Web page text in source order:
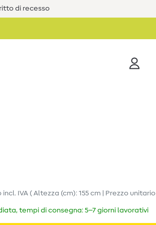
di recesso
incl. IVA ( Altezza (cm): 155 cm | Prezzo unitario
tempi di consegna: 5–7 giorni lavorativi